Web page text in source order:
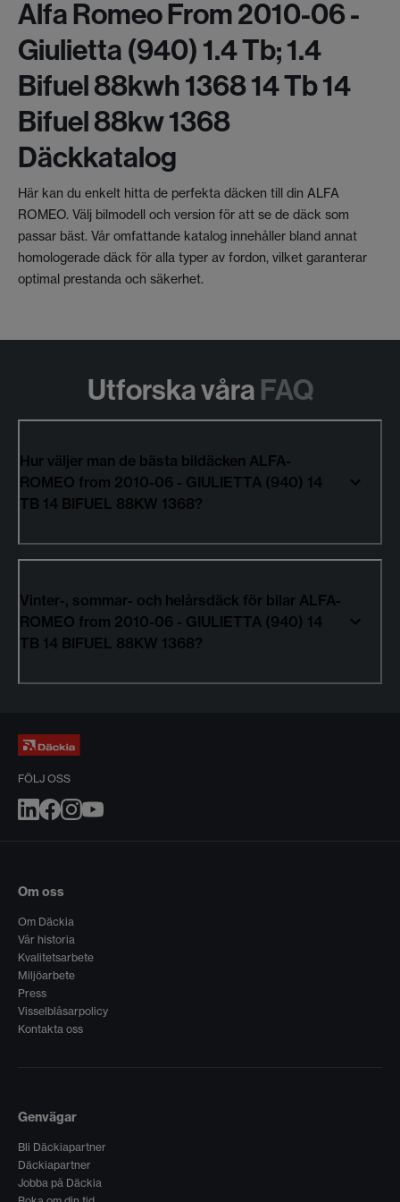
Alfa Romeo From 2010-06 -
Giulietta (940) 1.4 Tb; 1.4
Bifuel 88kwh 1368 14 Tb 14
Bifuel 88kw 1368
Däckkatalog
Här kan du enkelt hitta de perfekta däcken till din ALFA
ROMEO. Välj bilmodell och version för att se de däck som
passar bäst. Vår omfattande katalog innehåller bland annat
homologerade däck för alla typer av fordon, vilket garanterar
optimal prestanda och säkerhet.
Utforska våra FAQ
Hur väljer man de bästa bildäcken ALFA-
ROMEO from 2010-06 - GIULIETTA (940) 14
TB 14 BIFUEL 88KW 1368?
Vinter-, sommar- och helårsdäck för bilar ALFA-
ROMEO from 2010-06 - GIULIETTA (940) 14
TB 14 BIFUEL 88KW 1368?
FÖLJ OSS
Om oss
Om Däckia
Vår historia
Kvalitetsarbete
Miljöarbete
Press
Visselblåsarpolicy
Kontakta oss
Genvägar
Bli Däckiapartner
Däckiapartner
Jobba på Däckia